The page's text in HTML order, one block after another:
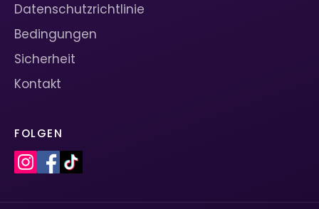
Datenschutzrichtlinie
Bedingungen
Sicherheit
Kontakt
FOLGEN